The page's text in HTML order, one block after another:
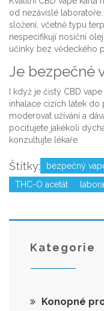
od nezávislé
složení, včetně typu
nespecifikují nosiční
účinky bez vědeckého
Je bezpečné
I když je čistý CBD
inhalace cizích látek do
moderovat užívání a
pociťujete jakékoli
konzultujte lékaře.
Štítky: bezpečný
THC-O acetát
Kategorie
Konopné